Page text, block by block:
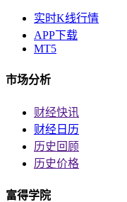
实时K线行情
APP下载
MT5
市场分析
财经快讯
财经日历
历史回顾
历史价格
富得学院